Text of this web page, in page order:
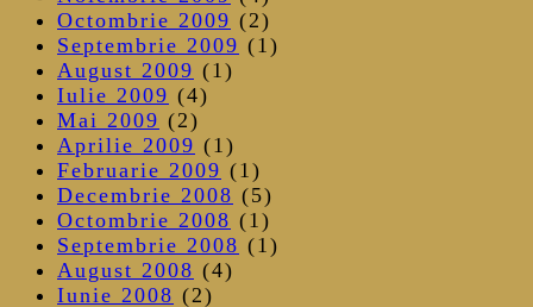
Octombrie 2009 (2)
Septembrie 2009 (1)
August 2009 (1)
Iulie 2009 (4)
Mai 2009 (2)
Aprilie 2009 (1)
Februarie 2009 (1)
Decembrie 2008 (5)
Octombrie 2008 (1)
Septembrie 2008 (1)
August 2008 (4)
Iunie 2008 (2)